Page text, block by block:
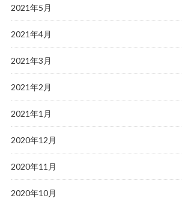
2021年5月
2021年4月
2021年3月
2021年2月
2021年1月
2020年12月
2020年11月
2020年10月